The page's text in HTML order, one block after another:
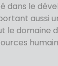
dans le
aussi
le domaine